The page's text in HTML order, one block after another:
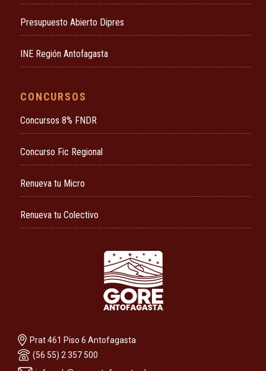
Presupuesto Abierto Dipres
INE Región Antofagasta
CONCURSOS
Concursos 8% FNDR
Concurso Fic Regional
Renueva tu Micro
Renueva tu Colectivo
Prat 461 Piso 6 Antofagasta
(56 55) 2 357 500